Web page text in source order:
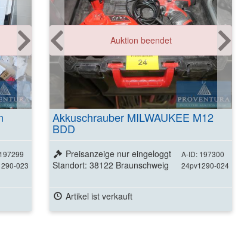
Weitere Details
ansehen
Weitere Details
ansehen
023
Auktion beendet
Akkuschrauber MILWAUKEE M12
BDD
A-ID: 197300
24pv1290-024
Preisanzeige nur eingeloggt
Standort: 38122 Braunschweig
Artikel ist verkauft